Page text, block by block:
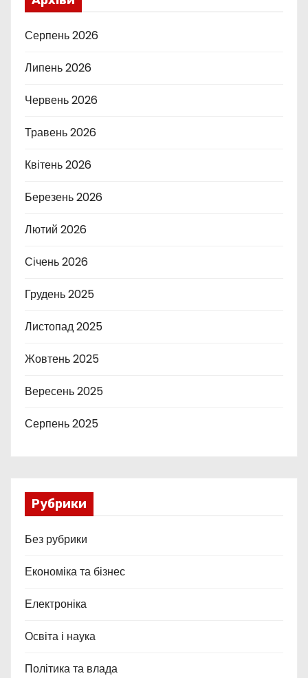
Серпень 2026
Липень 2026
Червень 2026
Травень 2026
Квітень 2026
Березень 2026
Лютий 2026
Січень 2026
Грудень 2025
Листопад 2025
Жовтень 2025
Вересень 2025
Серпень 2025
Рубрики
Без рубрики
Економіка та бізнес
Електроніка
Освіта і наука
Політика та влада